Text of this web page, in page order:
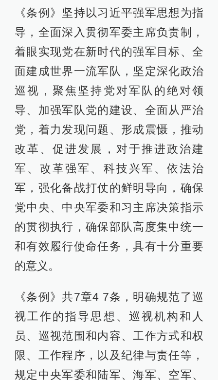
《条例》坚持以习近平强军思想为指
导，全面深入贯彻军委主席负责制，
着眼实现党在新时代的强军目标、全
面建成世界一流军队，坚定深化政治
巡视，聚焦坚持党对军队的绝对领
导、加强军队党的建设、全面从严治
党，着力发现问题、形成震慑，推动
改革、促进发展，对于推进政治建
军、改革强军、科技兴军、依法治
军，强化备战打仗的鲜明导向，确保
党中央、中央军委和习主席决策指示
的贯彻执行，确保部队高度集中统一
和有效履行使命任务，具有十分重要
的意义。
《条例》共7章4 7条，明确规范了巡
视工作的指导思想、巡视机构和人
员、巡视范围和内容、工作方式和权
限、工作程序，以及纪律与责任等，
规定中央军委和陆军、海军、空军、